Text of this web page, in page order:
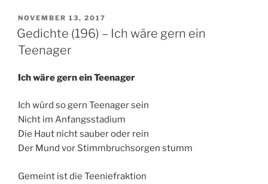
VERÖFFENTLICHT
AM
NOVEMBER 13, 2017
Gedichte (196) – Ich wäre gern ein
Teenager
Ich wäre gern ein Teenager
Ich würd so gern Teenager sein
Nicht im Anfangsstadium
Die Haut nicht sauber oder rein
Der Mund vor Stimmbruchsorgen stumm
Gemeint ist die Teeniefraktion